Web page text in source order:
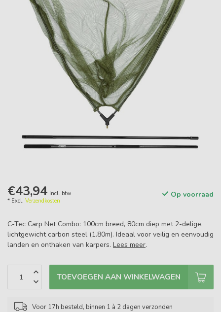
€43,94 Incl. btw
* Excl. Verzendkosten
Op voorraad
C-Tec Carp Net Combo: 100cm breed, 80cm diep met 2-delige,
lichtgewicht carbon steel (1.80m). Ideaal voor veilig en eenvoudig
landen en onthaken van karpers. Lees meer.
TOEVOEGEN AAN WINKELWAGEN
Voor 17h besteld, binnen 1 à 2 dagen verzonden